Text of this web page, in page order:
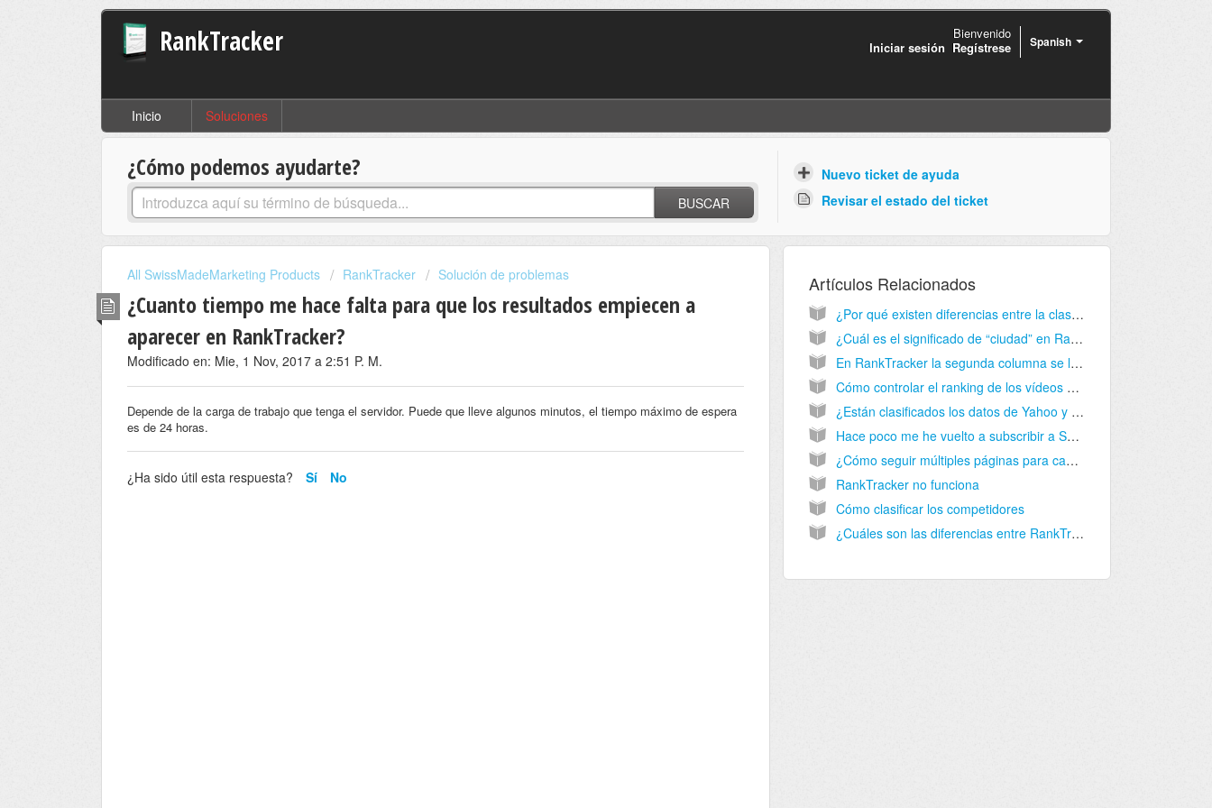
RankTracker Spanish
Bienvenido
Iniciar sesión Regístrese
Inicio Soluciones
¿Cómo podemos ayudarte?
BUSCAR
Nuevo ticket de ayuda
Revisar el estado del ticket
All SwissMadeMarketing Products RankTracker Solución de problemas
¿Cuanto tiempo me hace falta para que los resultados empiecen a
aparecer en RankTracker?
Modificado en: Mie, 1 Nov, 2017 a 2:51 P. M.
Depende de la carga de trabajo que tenga el servidor. Puede que lleve algunos minutos, el tiempo máximo de espera
es de 24 horas.
¿Ha sido útil esta respuesta? Sí No
Artículos Relacionados
¿Por qué existen diferencias entre la classification que obtengo en el informe de RankTracker y la clasificación de Google?
¿Cuál es el significado de “ciudad” en RankTracker?
En RankTracker la segunda columna se llama “Position”. Aveces se pueden ver este símbolo “?” en esa columna. ¿Es que significa que la palabra clave no está clasificada?
Cómo controlar el ranking de los vídeos en YouTube con RankTracker
¿Están clasificados los datos de Yahoo y Bing en RankTracker?
Hace poco me he vuelto a subscribir a SECockpit y ahora RankTracker no muestra ningún cambio para todos los sitios web que deseo seguir. El gráfico me indica solamente líneas rectas o nada.
¿Cómo seguir múltiples páginas para cada palabra clave en RankTracker y no solamente la primera página encontrada?
RankTracker no funciona
Cómo clasificar los competidores
¿Cuáles son las diferencias entre RankTracker y las otras herramientas similares?